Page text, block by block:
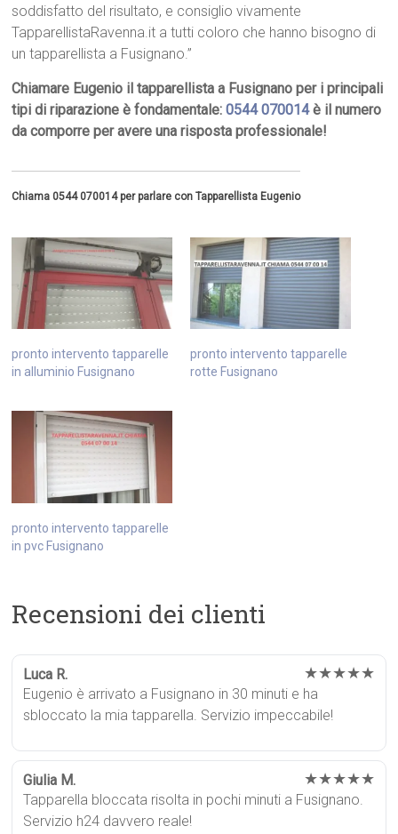
soddisfatto del risultato, e consiglio vivamente
TapparellistaRavenna.it a tutti coloro che hanno bisogno di
un tapparellista a Fusignano.”
Chiamare Eugenio il tapparellista a Fusignano per i principali
tipi di riparazione è fondamentale:0544 070014è il numero
da comporre per avere una risposta professionale!
Chiama 0544 070014 per parlare con Tapparellista Eugenio
pronto intervento tapparelle
in alluminio Fusignano
pronto intervento tapparelle
rotte Fusignano
pronto intervento tapparelle
in pvc Fusignano
Recensioni dei clienti
Luca R. ★★★★★
Eugenio è arrivato a Fusignano in 30 minuti e ha
sbloccato la mia tapparella. Servizio impeccabile!
Giulia M. ★★★★★
Tapparella bloccata risolta in pochi minuti a Fusignano.
Servizio h24 davvero reale!